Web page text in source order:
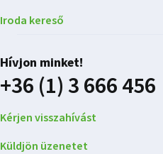
Iroda kereső
Hívjon minket!
+36 (1) 3 666 456
Kérjen visszahívást
Küldjön üzenetet